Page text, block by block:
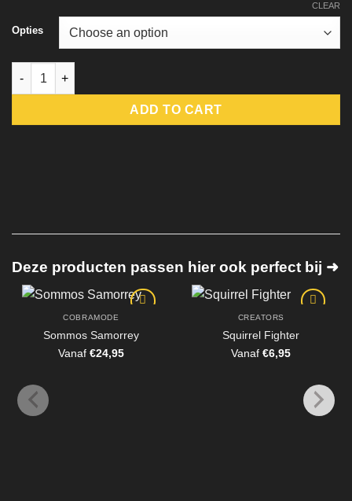
Opties
CLEAR
Sommos Jow Set quantity
ADD TO CART
Deze producten passen hier ook perfect bij ➜
COBRAMODE
Sommos Samorrey
Vanaf €24,95
CREATORS
Squirrel Fighter
Vanaf€6,95